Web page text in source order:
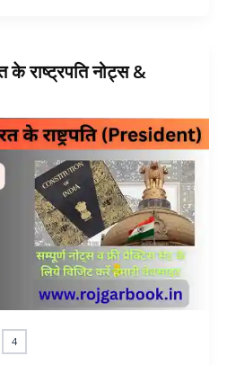
के राष्ट्रपति नोट्स &
4